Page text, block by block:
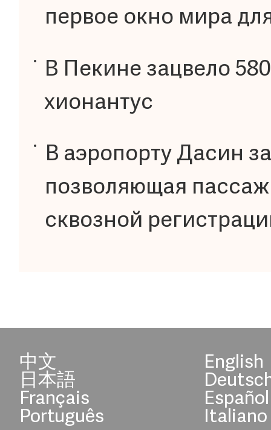
первое окно мира
В Пекине зацвело
хионантус
В аэропорту Дасин
позволяющая
сквозной
中文 English
日本語
Français Español
Português Italiano